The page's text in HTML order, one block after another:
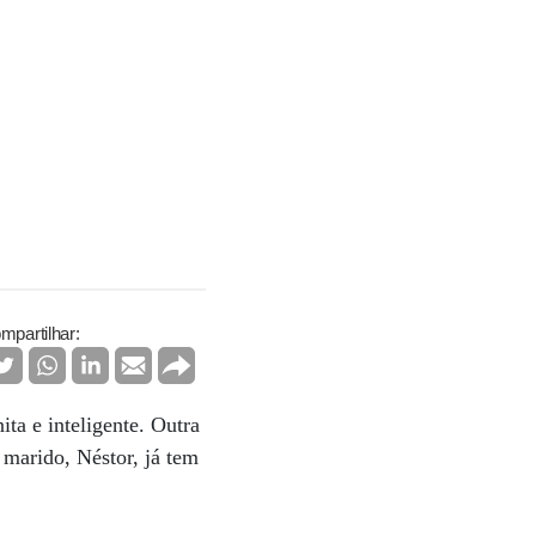
e inteligente. Outra
Néstor, já tem